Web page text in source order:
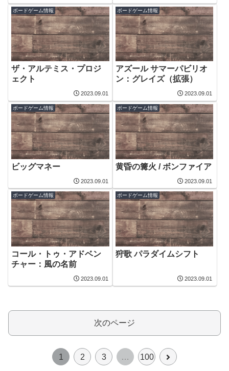
ボードゲーム情報
ザ・アルテミス・プロジ
ェクト
2023.09.01
ボードゲーム情報
アズール サマーパビリオ
ン：グレイズ（拡張）
2023.09.01
ボードゲーム情報
ビッグマネー
2023.09.01
ボードゲーム情報
黄昏の篝火 / ボンファイア
2023.09.01
ボードゲーム情報
コール・トゥ・アドベン
チャー：風の名前
2023.09.01
ボードゲーム情報
狩歌 パラダイムシフト
2023.09.01
次のページ
1 2 3 … 100
次